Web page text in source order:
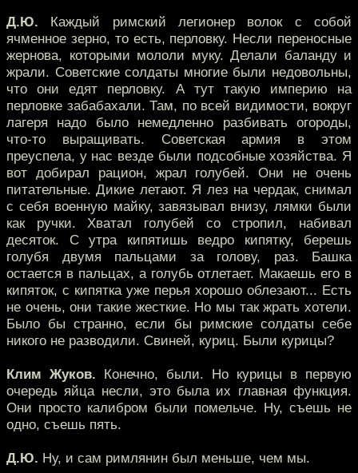
Д.Ю. Каждый римский легионер волок с собой
ячменное зерно, то есть, перловку. Несли переносные
жернова, которыми мололи муку. Делали баланду и
жрали. Советские солдаты многие были недовольны,
что они едят перловку. А тут такую империю на
перловке забабахали. Там, по всей видимости, вокруг
лагеря надо было немедленно разбивать огороды,
что-то выращивать. Советская армия в этом
преуспела, у нас везде были подсобные хозяйства. Я
вот добирал рацион, жрал голубей. Они не очень
питательные. Дикие летают. Я лез на чердак, снимал
с себя военную майку, завязывал внизу, лямки были
как ручки. Хватал голубей со стропил, набивал
десяток. С утра кипятишь ведро кипятку, берешь
голубя двумя пальцами за голову, раз. Башка
остается в пальцах, а голубь отлетает. Макаешь его в
кипяток, с кипятка уже перья хорошо облезают... Есть
не очень, они такие жесткие. Но мы так жрать хотели.
Было бы странно, если бы римские солдаты себе
никого не разводили. Свиней, куриц. Были курицы?
Клим Жуков. Конечно, были. Но курицы в первую
очередь яйца несли, это была их главная функция.
Они просто калибром были помельче. Ну, съешь не
одно, съешь пять.
Д.Ю. Ну, и сам римлянин был меньше, чем мы.